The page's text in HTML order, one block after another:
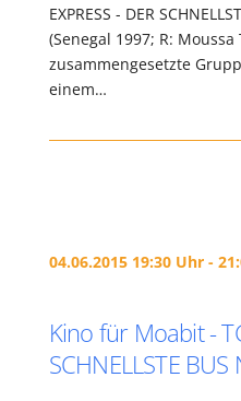
EXPRESS - DER
(Senegal 1997; R:
zusammengesetzte
einem…
04.06.2015 19:30 Uhr -
Kino für Moabit -
SCHNELLSTE